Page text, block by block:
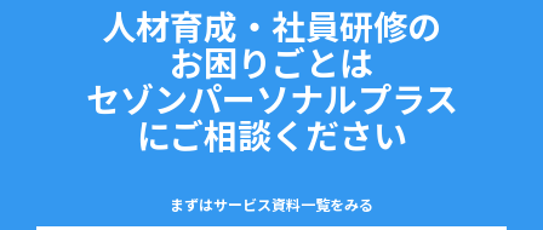
人材育成・社員研修の
お困りごとは
セゾンパーソナルプラス
にご相談ください
まずはサービス資料一覧をみる